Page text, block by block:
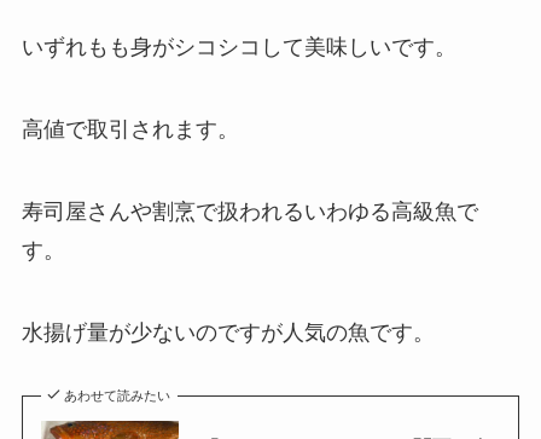
いずれもも身がシコシコして美味しいです。
高値で取引されます。
寿司屋さんや割烹で扱われるいわゆる高級魚で
す。
水揚げ量が少ないのですが人気の魚です。
あわせて読みたい